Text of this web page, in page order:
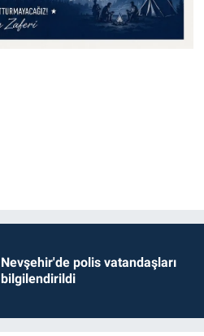
Nevşehir'de polis vatandaşları
bilgilendirildi